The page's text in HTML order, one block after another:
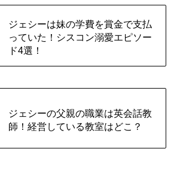
ジェシーは妹の学費を賞金で支払
っていた！シスコン溺愛エピソー
ド4選！
ジェシーの父親の職業は英会話教
師！経営している教室はどこ？